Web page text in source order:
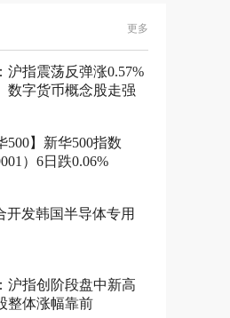
更多
沪指震荡反弹涨0.57%
数字货币概念股走强
500】新华500指数
）6日跌0.06%
开发韩国半导体专用
沪指创阶段盘中新高
整体涨幅靠前